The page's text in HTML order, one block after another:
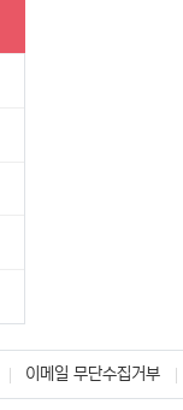
이메일 무단수집거부